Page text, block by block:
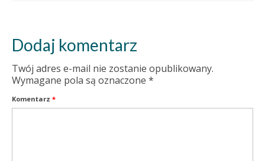
Dodaj komentarz
Twój adres e-mail nie zostanie opublikowany.
Wymagane pola są oznaczone *
Komentarz *